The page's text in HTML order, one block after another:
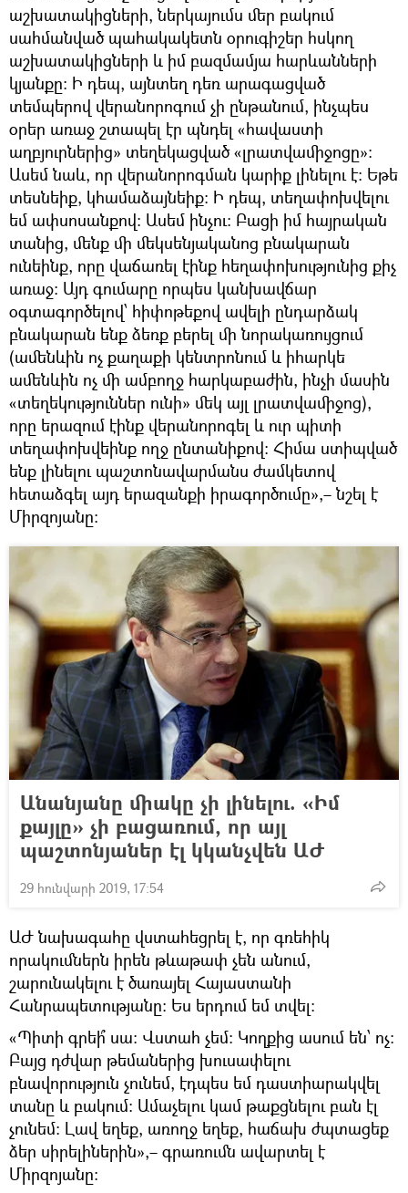
աշխատակիցների, ներկայումս մեր բակում
սահմանված պահակակետն օրուգիշեր հսկող
աշխատակիցների և իմ բազմամյա հարևանների
կյանքը։ Ի դեպ, այնտեղ դեռ արագացված
տեմպերով վերանորոգում չի ընթանում, ինչպես
օրեր առաջ շտապել էր պնդել «հավաստի
աղբյուրներից» տեղեկացված «լրատվամիջոցը»։
Ասեմ նաև, որ վերանորոգման կարիք լինելու է։ Եթե
տեսնեիք, կհամաձայնեիք։ Ի դեպ, տեղափոխվելու
եմ ափսոսանքով։ Ասեմ ինչու։ Բացի իմ հայրական
տանից, մենք մի մեկսենյականոց բնակարան
ունեինք, որը վաճառել էինք հեղափոխությունից քիչ
առաջ։ Այդ գումարը որպես կանխավճար
օգտագործելով՝ հիփոթեքով ավելի ընդարձակ
բնակարան ենք ձեռք բերել մի նորակառույցում
(ամենևին ոչ քաղաքի կենտրոնում և իհարկե
ամենևին ոչ մի ամբողջ հարկաբաժին, ինչի մասին
«տեղեկություններ ունի» մեկ այլ լրատվամիջոց),
որը երազում էինք վերանորոգել և ուր պիտի
տեղափոխվեինք ողջ ընտանիքով։ Հիմա ստիպված
ենք լինելու պաշտոնավարմանս ժամկետով
հետաձգել այդ երազանքի իրագործումը»,– նշել է
Միրզոյանը։
Անանյանը միակը չի լինելու. «Իմ
քայլը» չի բացառում, որ այլ
պաշտոնյաներ էլ կկանչվեն ԱԺ
29 հունվարի 2019, 17:54
ԱԺ նախագահը վստահեցրել է, որ գռեհիկ
որակումներն իրեն թևաթափ չեն անում,
շարունակելու է ծառայել Հայաստանի
Հանրապետությանը։ Ես երդում եմ տվել։
«Պիտի գրեի՞ սա։ Վստահ չեմ։ Կողքից ասում են՝ ոչ։
Բայց դժվար թեմաներից խուսափելու
բնավորություն չունեմ, էդպես եմ դաստիարակվել
տանը և բակում։ Ամաչելու կամ թաքցնելու բան էլ
չունեմ։ Լավ եղեք, առողջ եղեք, հաճախ ժպտացեք
ձեր սիրելիներին»,– գրառումն ավարտել է
Միրզոյանը։